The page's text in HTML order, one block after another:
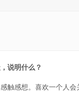
说明什么？
触感想。喜欢一个人